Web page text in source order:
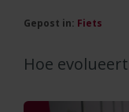
Gepost in: Fiets
Hoe